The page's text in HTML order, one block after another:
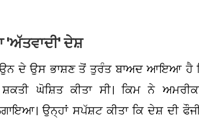
'ਅੱਤਵਾਦੀ' ਦੇਸ਼
ਦੇ ਉਸ ਭਾਸ਼ਣ ਤੋਂ ਤੁਰੰਤ ਬਾਅਦ ਆਇਆ ਹੈ
ਘੋਸ਼ਿਤ ਕੀਤਾ ਸੀ। ਕਿਮ ਨੇ
ਉਨ੍ਹਾਂ ਸਪੱਸ਼ਟ ਕੀਤਾ ਕਿ ਦੇਸ਼ ਦੀ